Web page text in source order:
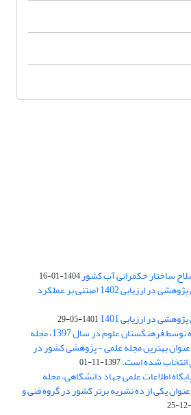
ساختار حکمرانی آب کشور1404-01-16
کسب رتبه الف مجلات علمی پژوهشی در ارزیابی 1402 (مبتنی بر عملکرد
در ارزیابی 1401 1401-05-29
بر اساس ارزیابی انجام شده توسط فرهنگستان علوم در سال 1397، مجله
عنوان بهترین مجله علمی - پژوهشی کشور در
انتخاب شده است.1397-11-01
اطلاعات علمی جهاد دانشگاهی، مجله
یکی از ده نشریه برتر کشور در گروه فنی و